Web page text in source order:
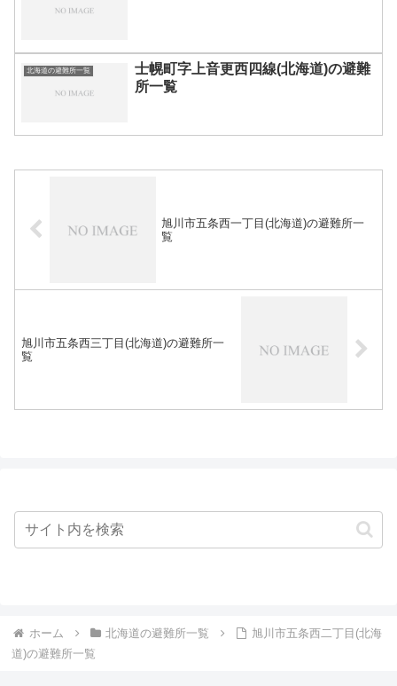
北海道の避難所一覧
士幌町字上音更西四線(北海道)の避難
所一覧
旭川市五条西一丁目(北海道)の避難所一
覧
旭川市五条西三丁目(北海道)の避難所一
覧
ホーム 北海道の避難所一覧
旭川市五条西二丁目(北海
道)の避難所一覧